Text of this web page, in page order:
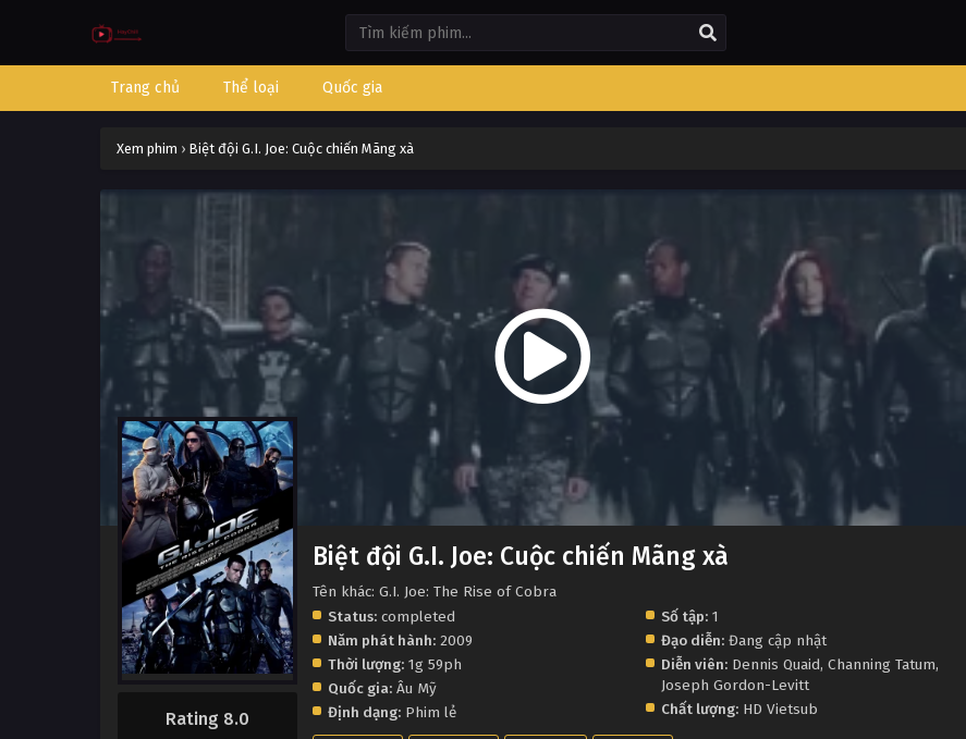
Trang chủ Thể loại Quốc gia
Xem phim › Biệt đội G.I. Joe: Cuộc chiến Mãng xà
Rating 8.0
Biệt đội G.I. Joe: Cuộc chiến Mãng xà
Tên khác: G.I. Joe: The Rise of Cobra
Status: completed
Năm phát hành: 2009
Thời lượng: 1g 59ph
Quốc gia: Âu Mỹ
Định dạng: Phim lẻ
Số tập:1
Đạo diễn: Đang cập nhật
Diễn viên: Dennis Quaid, Channing Tatum,
Joseph Gordon-Levitt
Chất lượng: HD Vietsub